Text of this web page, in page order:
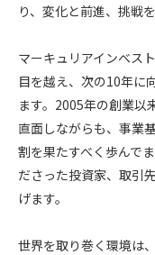
り、変化と前進、挑戦
マーキュリアインベス
目を越え、次の10年に
ます。 2005年の創業以
直面しながらも、事業
割を果たすべく歩んで
ださった投資家、取引
げます。
世界を取り巻く環境は